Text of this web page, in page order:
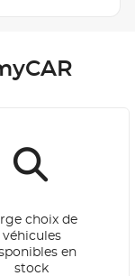
choix de
véhicules
en
stock